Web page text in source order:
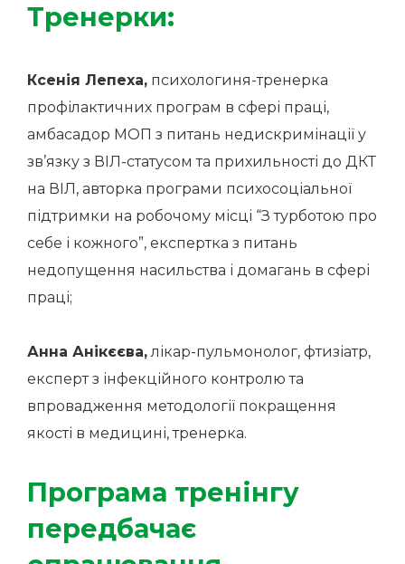
Тренерки:
Ксенія Лепеха, психологиня-тренерка
профілактичних програм в сфері праці,
амбасадор МОП з питань недискримінації у
зв’язку з ВІЛ-статусом та прихильності до ДКТ
на ВІЛ, авторка програми психосоціальної
підтримки на робочому місці “З турботою про
себе і кожного”, експертка з питань
недопущення насильства і домагань в сфері
праці;
Анна Анікєєва,лікар-пульмонолог, фтизіатр,
експерт з інфекційного контролю та
впровадження методології покращення
якості в медицині, тренерка.
Програма тренінгу
передбачає